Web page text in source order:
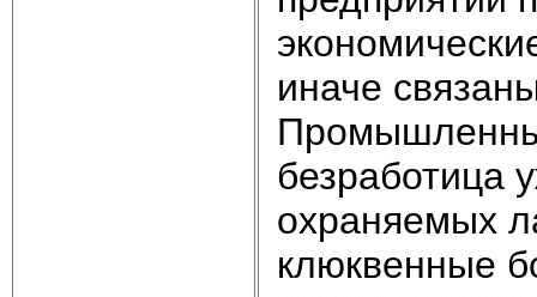
иначе
безработица
охраняемых
клюквенные